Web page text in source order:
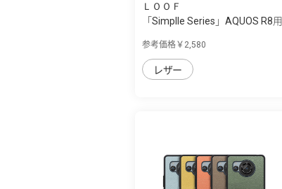
ＬＯＯＦ
「Simplle Series」AQUOS R8用
参考価格￥2,580
レザー